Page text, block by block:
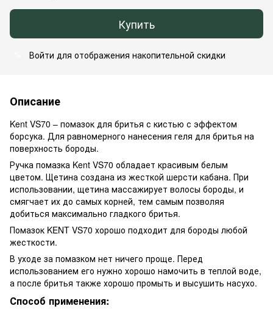
Купить
Войти для отображения накопительной скидки
Описание
Kent VS70 – помазок для бритья с кистью с эффектом
борсука. Для равномерного нанесения геля для бритья на
поверхность бороды.
Ручка помазка Kent VS70 обладает красивым белым
цветом. Щетина создана из жесткой шерсти кабана. При
использовании, щетина массажирует волосы бороды, и
смягчает их до самых корней, тем самым позволяя
добиться максимально гладкого бритья.
Помазок KENT VS70 хорошо подходит для бороды любой
жесткости.
В уходе за помазком нет ничего проще. Перед
использованием его нужно хорошо намочить в теплой воде,
а после бритья также хорошо промыть и высушить насухо.
Способ применения: